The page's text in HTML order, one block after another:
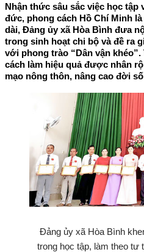
Nhận thức sâu sắc việc học
đức, phong cách Hồ Chí Minh
dài, Đảng ủy xã Hòa Bình đưa
trong sinh hoạt chi bộ và đề ra
với phong trào “Dân vận
cách làm hiệu quả được nhân
mạo nông thôn, nâng cao đời
Đảng ủy xã Hòa Bình
trong học tập, làm theo